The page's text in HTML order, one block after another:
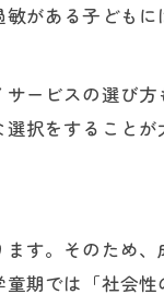
る安心できる放
イサービスでの安
空間とスタッフ
庭との連携ポイ
る家庭と施設の連
の成長支援にお
がある子ども
ービスの選び
択をすることが
す。そのため
期では「社会